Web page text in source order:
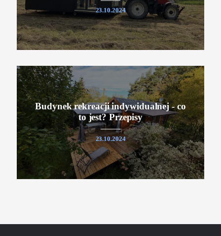
23.10.2024
Budynek rekreacji indywidualnej - co
to jest? Przepisy
23.10.2024